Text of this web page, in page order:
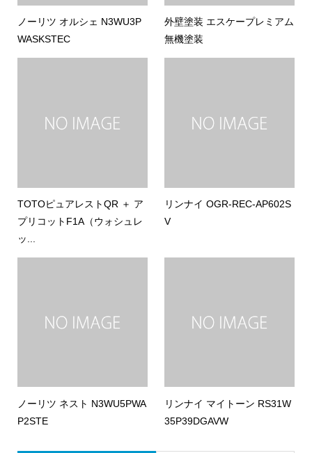
ノーリツ オルシェ N3WU3P
WASKSTEC
外壁塗装 エスケープレミアム
無機塗装
TOTOピュアレストQR ＋ ア
プリコットF1A（ウォシュレ
ッ...
リンナイ OGR-REC-AP602S
V
ノーリツ ネスト N3WU5PWA
P2STE
リンナイ マイトーン RS31W
35P39DGAVW